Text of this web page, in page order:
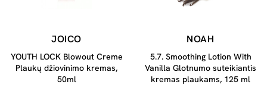
JOICO
YOUTH LOCK Blowout Creme
Plaukų džiovinimo kremas,
50ml
NOAH
5.7. Smoothing Lotion With
Vanilla Glotnumo suteikiantis
kremas plaukams, 125 ml